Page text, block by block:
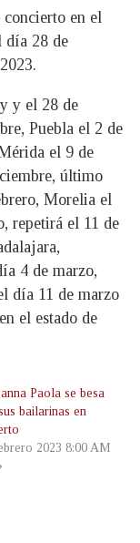
en el
día 28 de
y el 28 de
Puebla el 2 de
el 9 de
último
Morelia el
repetirá el 11 de
4 de marzo,
día 11 de marzo
el estado de
Paola se besa
bailarinas en
2023 8:00 AM